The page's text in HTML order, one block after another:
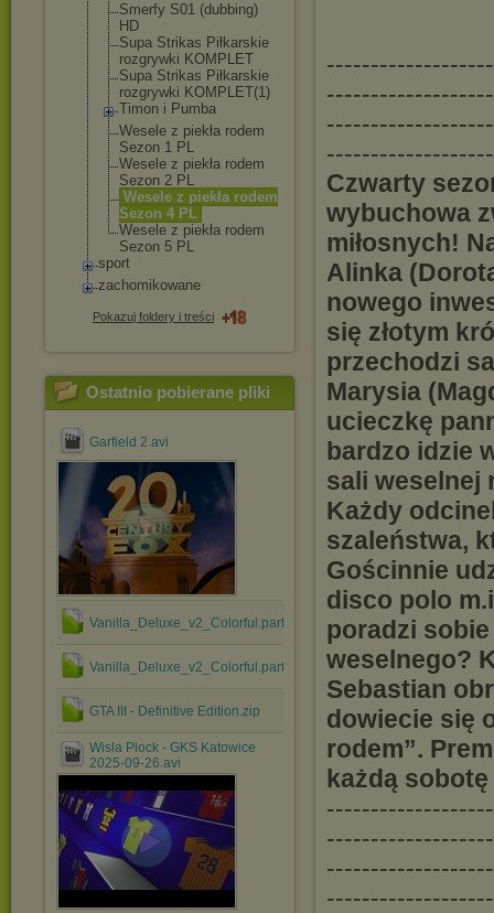
Smerfy S01 (dubbing)
HD
Supa Strikas Piłkarskie
rozgrywki KOMPLET
Supa Strikas Piłkarskie
rozgrywki KOMPLET(1)
Timon i Pumba
Wesele z piekła rodem
Sezon 1 PL
Wesele z piekła rodem
Sezon 2 PL
Wesele z piekła rodem
Sezon 4 PL
Wesele z piekła rodem
Sezon 5 PL
sport
zachomikowane
Pokazuj foldery i treści
Ostatnio pobierane pliki
Garfield 2.avi
Vanilla_Deluxe_v2_Colorful.part2.rar
Vanilla_Deluxe_v2_Colorful.part1.rar
GTA III - Definitive Edition.zip
Wisla Plock - GKS Katowice
2025-09-26.avi
Czwarty
wybuchowa
miłosnych!
Alinka
nowego
się złotym
przechodzi
Marysia
ucieczkę
bardzo idzie
sali weselnej
Każdy
szaleństwa,
Gościnnie
disco polo
poradzi
weselnego?
Sebastian
dowiecie się
rodem”.
każdą sobotę